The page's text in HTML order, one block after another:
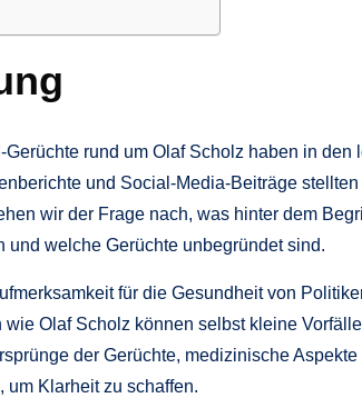
rund um Olaf Scholz haben in den
und Social-Media-Beiträge
wir der Frage nach, was hinter dem
und welche Gerüchte unbegründet sind.
für die Gesundheit von
wie Olaf Scholz können selbst kleine
der Gerüchte, medizinische
um Klarheit zu schaffen.